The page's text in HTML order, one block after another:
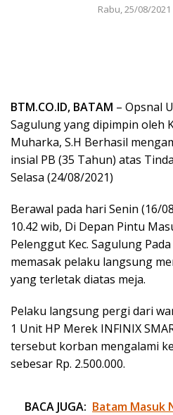
Rabu, 25/08/2021
BTM.CO.ID, BATAM – Opsnal
Sagulung yang dipimpin oleh
Muharka, S.H Berhasil
insial PB (35 Tahun) atas
Selasa (24/08/2021)
Berawal pada hari Senin (16/
10.42 wib, Di Depan Pintu
Pelenggut Kec. Sagulung
memasak pelaku langsung
yang terletak diatas meja.
Pelaku langsung pergi dari
1 Unit HP Merek INFINIX
tersebut korban mengalami
sebesar Rp. 2.500.000.
BACA JUGA: Batam Masuk